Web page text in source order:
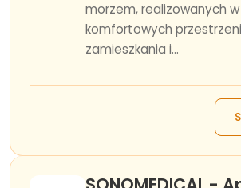
morzem, realizowanych
komfortowych
zamieszkania i...